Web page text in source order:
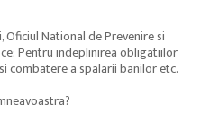
Oficiul National de Prevenire si
Pentru indeplinirea obligatiilor
combatere a spalarii banilor etc.